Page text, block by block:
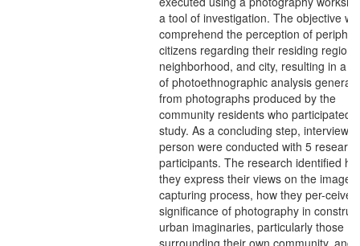
a tool of investigation. The objective
comprehend the perception of
citizens regarding their residing region,
neighborhood, and city, resulting in a
of photoethnographic analysis
from photographs produced by the
community residents who participated
study. As a concluding step, interviews
person were conducted with 5 research
participants. The research identified
they express their views on the image-
capturing process, how they per-ceive
significance of photography in
urban imaginaries, particularly those
surrounding their own community, and